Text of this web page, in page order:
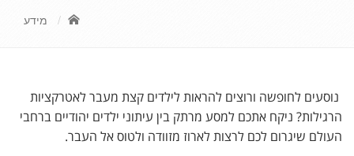
מידע
נוסעים לחופשה ורוצים להראות לילדים קצת מעבר לאטרקציות
הרגילות? ניקח אתכם למסע מרתק בין עיתוני ילדים יהודיים ברחבי
העולם שיגרום לכם לרצות לארוז מזוודה ולטוס אל העבר.